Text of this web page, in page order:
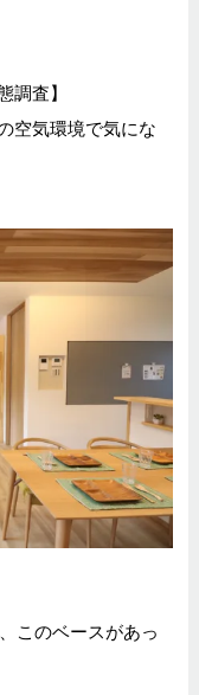
調査】
空気環境で気にな
このベースがあっ